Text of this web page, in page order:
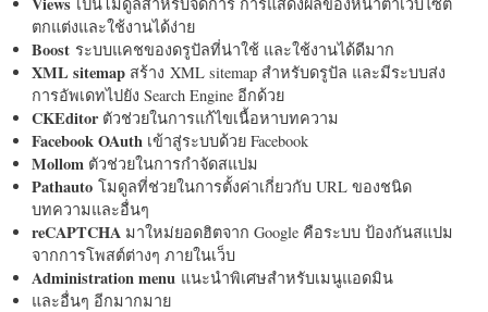
ตกแต่งและใช้งานได้ง่าย
Boost ระบบแคชของดรูปัลที่น่าใช้ และใช้งานได้ดีมาก
XML sitemap สร้าง XML sitemap สำหรับดรูปัล และมีระบบส่ง
การอัพเดทไปยัง Search Engine อีกด้วย
CKEditorตัวช่วยในการแก้ไขเนื้อหาบทความ
Facebook OAuth เข้าสู่ระบบด้วย Facebook
Mollom ตัวช่วยในการกำจัดสแปม
Pathauto โมดูลที่ช่วยในการตั้งค่าเกี่ยวกับ URL ของชนิด
บทความและอื่นๆ
reCAPTCHA มาใหม่ยอดฮิตจาก Google คือระบบ ป้องกันสแปม
จากการโพสต์ต่างๆ ภายในเว็บ
Administration menu แนะนำพิเศษสำหรับเมนูแอดมิน
และอื่นๆ อีกมากมาย